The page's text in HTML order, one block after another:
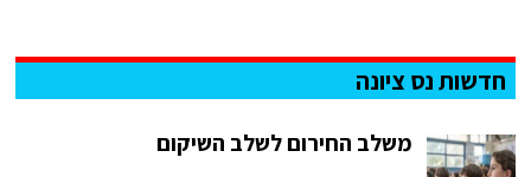
חדשות נס ציונה
משלב החירום לשלב השיקום